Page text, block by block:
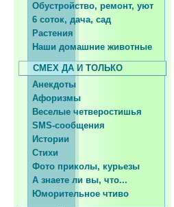
Обустройство, ремонт, уют
6 соток, дача, сад
Растения
Наши домашние животные
СМЕХ ДА И ТОЛЬКО
Анекдоты
Афоризмы
Веселые четверостишья
SMS-сообщения
Истории
Стихи
Фото приколы, курьезы
А знаете ли вы, что...
Юморительное чтиво